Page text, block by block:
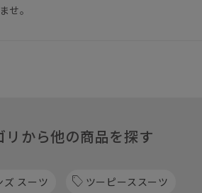
せ。
リから他の商品を探す
ズ スーツ ツーピーススーツ